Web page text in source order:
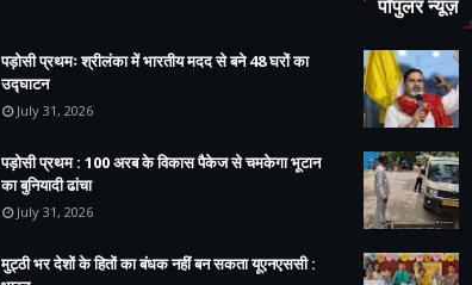
पड़ोसी प्रथमः श्रीलंका में भारतीय मदद से बने 48 घरों का
उद्घाटन
July 31, 2026
पड़ोसी प्रथम : 100 अरब के विकास पैकेज से चमकेगा भूटान
का बुनियादी ढांचा
July 31, 2026
मुट्ठी भर देशों के हितों का बंधक नहीं बन सकता यूएनएससी :
पॉपुलर न्यूज़